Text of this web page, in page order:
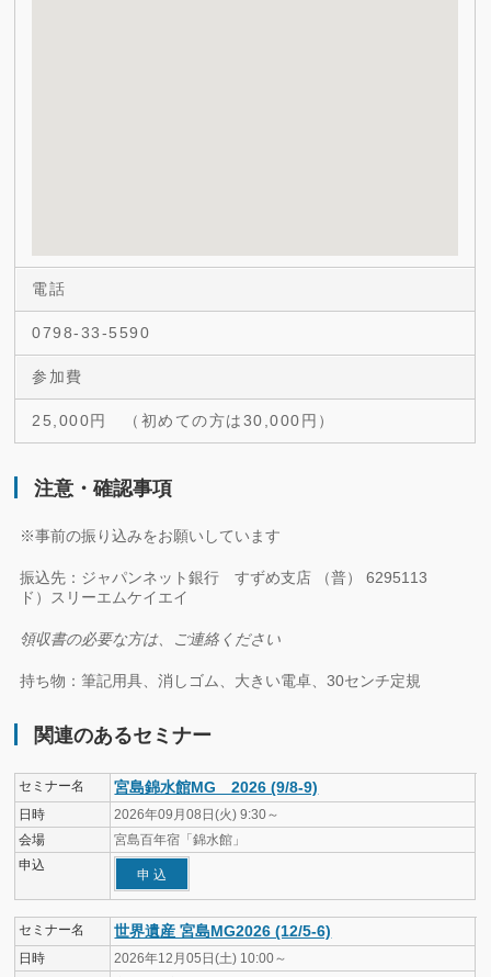
電話
0798-33-5590
参加費
25,000円 （初めての方は30,000円）
注意・確認事項
※事前の振り込みをお願いしています
振込先：ジャパンネット銀行 すずめ支店 （普） 6295113
ド）スリーエムケイエイ
領収書の必要な方は、ご連絡ください
持ち物：筆記用具、消しゴム、大きい電卓、30センチ定規
関連のあるセミナー
セミナー名 宮島錦水館MG 2026 (9/8-9)
日時
2026年09月08日(火) 9:30～
会場
宮島百年宿「錦水館」
申込
申 込
セミナー名 世界遺産 宮島MG2026 (12/5-6)
日時
2026年12月05日(土) 10:00～